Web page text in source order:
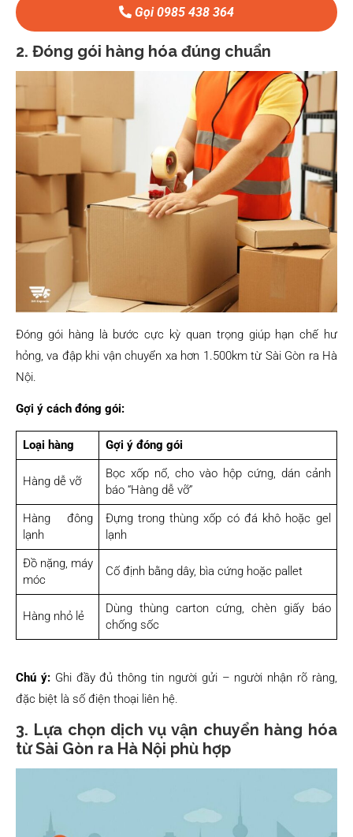
Gọi 0985 438 364
2. Đóng gói hàng hóa đúng chuẩn
Đóng gói hàng là bước cực kỳ quan trọng giúp hạn chế hư
hỏng, va đập khi vận chuyển xa hơn 1.500km từ Sài Gòn ra Hà
Nội.
Gợi ý cách đóng gói:
Loại hàng Gợi ý đóng gói
Hàng dễ vỡ
Bọc xốp nổ, cho vào hộp cứng, dán cảnh
báo “Hàng dễ vỡ”
Hàng đông
lạnh
Đựng trong thùng xốp có đá khô hoặc gel
lạnh
Đồ nặng, máy
móc
Cố định bằng dây, bìa cứng hoặc pallet
Hàng nhỏ lẻ
Dùng thùng carton cứng, chèn giấy báo
chống sốc
Chú ý:Ghi đầy đủ thông tin người gửi – người nhận rõ ràng,
đặc biệt là số điện thoại liên hệ.
3. Lựa chọn dịch vụ vận chuyển hàng hóa
từ Sài Gòn ra Hà Nội phù hợp